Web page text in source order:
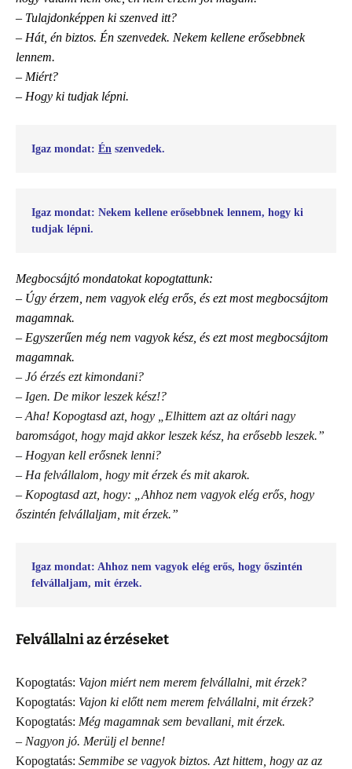
– Tulajdonképpen ki szenved itt?
– Hát, én biztos. Én szenvedek. Nekem kellene erősebbnek
lennem.
– Miért?
– Hogy ki tudjak lépni.
Igaz mondat: Én szenvedek.
Igaz mondat: Nekem kellene erősebbnek lennem, hogy ki
tudjak lépni.
Megbocsájtó mondatokat kopogtattunk:
– Úgy érzem, nem vagyok elég erős, és ezt most megbocsájtom
magamnak.
– Egyszerűen még nem vagyok kész, és ezt most megbocsájtom
magamnak.
– Jó érzés ezt kimondani?
– Igen. De mikor leszek kész!?
– Aha! Kopogtasd azt, hogy „Elhittem azt az oltári nagy
baromságot, hogy majd akkor leszek kész, ha erősebb leszek.”
– Hogyan kell erősnek lenni?
– Ha felvállalom, hogy mit érzek és mit akarok.
– Kopogtasd azt, hogy: „Ahhoz nem vagyok elég erős, hogy
őszintén felvállaljam, mit érzek.”
Igaz mondat: Ahhoz nem vagyok elég erős, hogy őszintén
felvállaljam, mit érzek.
Felvállalni az érzéseket
Kopogtatás: Vajon miért nem merem felvállalni, mit érzek?
Kopogtatás: Vajon ki előtt nem merem felvállalni, mit érzek?
Kopogtatás: Még magamnak sem bevallani, mit érzek.
– Nagyon jó. Merülj el benne!
Kopogtatás: Semmibe se vagyok biztos. Azt hittem, hogy az az